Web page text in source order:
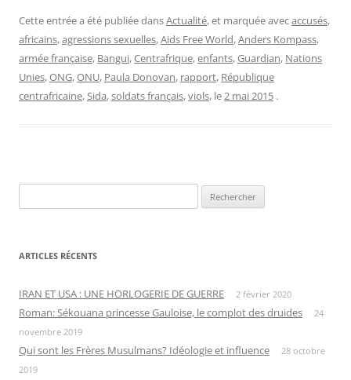
Cette entrée a été publiée dansActualité, et marquée avecaccusés,
africains,agressions sexuelles,Aids Free World,Anders Kompass,
armée française, Bangui,Centrafrique,enfants,Guardian, Nations
Unies,ONG,ONU, Paula Donovan, rapport, République
centrafricaine,Sida,soldats français,viols, le2 mai 2015 .
ARTICLES RÉCENTS
IRAN ET USA : UNE HORLOGERIE DE GUERRE 2 février 2020
Roman: Sékouana princesse Gauloise, le complot des druides
24
novembre 2019
Qui sont les Frères Musulmans? Idéologie et influence
28 octobre
2019